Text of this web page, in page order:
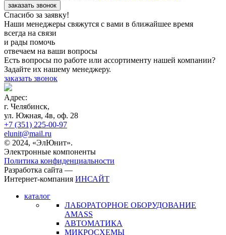
заказать звонок
Спасибо за заявку!
Наши менеджеры свяжутся с вами в ближайшее время
всегда на связи
и рады помочь
отвечаем на ваши вопросы
Есть вопросы по работе или ассортименту нашей компании?
Задайте их нашему менеджеру.
заказать звонок
Адрес:
г. Челябинск,
ул. Южная, 4в, оф. 28
+7 (351) 225-00-97
elunit@mail.ru
© 2024, «ЭлЮнит».
Электронные компоненты
Политика конфиденциальности
Разработка сайта —
Интернет-компания ИНСАЙТ
каталог
ЛАБОРАТОРНОЕ ОБОРУДОВАНИЕ
AMASS
АВТОМАТИКА
МИКРОСХЕМЫ